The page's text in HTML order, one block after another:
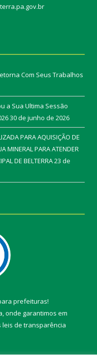
Com Seus Trabalhos
a Sua Ultima Sessão
30 de junho de 2026
PARA AQUISIÇÃO DE
MINERAL PARA ATENDER
DE BELTERRA23 de
prefeituras!
onde garantimos em
leis de transparência